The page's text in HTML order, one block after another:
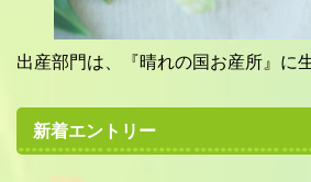
出産部門は、『晴れの国お産所』に
新着エントリー